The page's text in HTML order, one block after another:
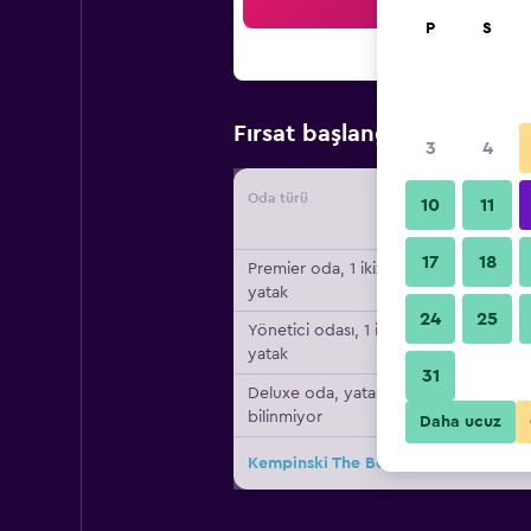
Fırsat başlangıç fiyatı
Oda türü Tedarikçi
Premier oda, 1 ikiz
yatak
Yönetici odası, 1 ikiz
yatak
Deluxe oda, yatak türü
bilinmiyor
Kempinski The Boulevard Dubai için
P S
3 4
10 11
17 18
24 25
31
Daha ucuz